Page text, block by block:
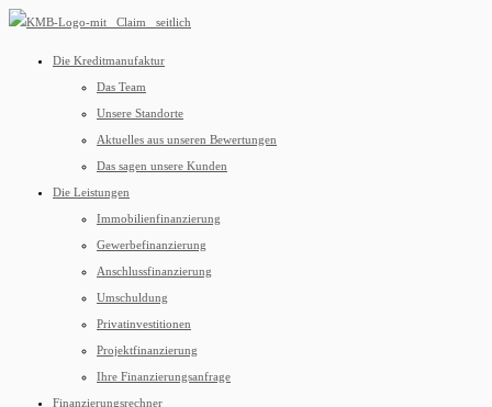
Die Kreditmanufaktur
Das Team
Unsere Standorte
Aktuelles aus unseren Bewertungen
Das sagen unsere Kunden
Die Leistungen
Immobilienfinanzierung
Gewerbefinanzierung
Anschlussfinanzierung
Umschuldung
Privatinvestitionen
Projektfinanzierung
Ihre Finanzierungsanfrage
Finanzierungsrechner